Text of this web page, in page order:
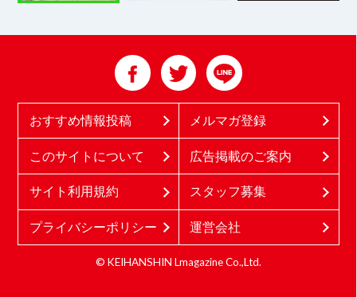
おすすめ情報投稿 メルマガ登録
このサイトについて 広告掲載のご案内
サイト利用規約 スタッフ募集
プライバシーポリシー 運営会社
© KEIHANSHIN Lmagazine Co.,Ltd.